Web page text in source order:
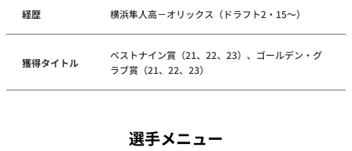
経歴 横浜隼人高－オリックス（ドラフト2・15～）
獲得タイトル
ベストナイン賞（21、22、23）、ゴールデン・グ
ラブ賞（21、22、23）
選手メニュー